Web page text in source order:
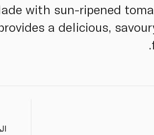
with sun-ripened
a delicious,